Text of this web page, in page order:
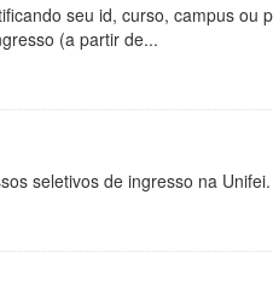
seu id, curso, campus ou
(a partir de...
seletivos de ingresso na Unifei.